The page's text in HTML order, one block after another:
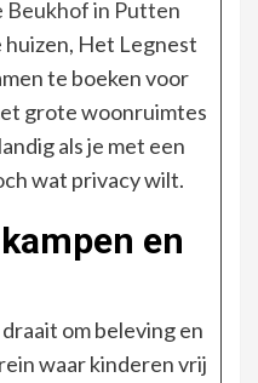
Beukhof in Putten
Het Legnest
te boeken voor
grote woonruimtes
als je met een
wat privacy wilt.
en
om beleving en
waar kinderen vrij